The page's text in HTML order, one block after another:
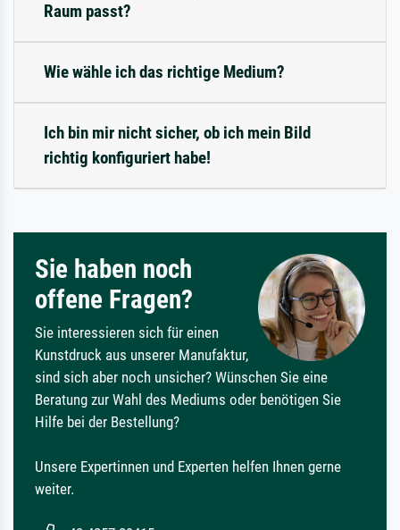
Raum passt?
Wie wähle ich das richtige Medium?
Ich bin mir nicht sicher, ob ich mein Bild
richtig konfiguriert habe!
Sie haben noch
offene Fragen?
Sie interessieren sich für einen
Kunstdruck aus unserer Manufaktur,
sind sich aber noch unsicher? Wünschen Sie eine
Beratung zur Wahl des Mediums oder benötigen Sie
Hilfe bei der Bestellung?
Unsere Expertinnen und Experten helfen Ihnen gerne
weiter.